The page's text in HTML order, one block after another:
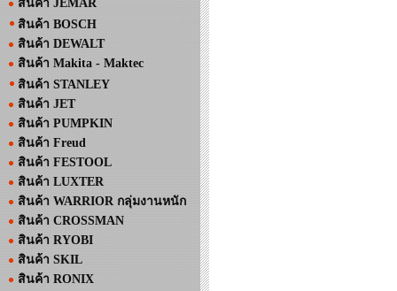
สินค้า JEMAR
สินค้า BOSCH
สินค้า DEWALT
สินค้า Makita - Maktec
สินค้า STANLEY
สินค้า JET
สินค้า PUMPKIN
สินค้า Freud
สินค้า FESTOOL
สินค้า LUXTER
สินค้า WARRIOR กลุ่มงานหนัก
สินค้า CROSSMAN
สินค้า RYOBI
สินค้า SKIL
สินค้า RONIX